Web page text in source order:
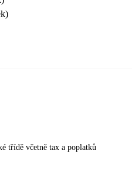
třídě včetně tax a poplatků